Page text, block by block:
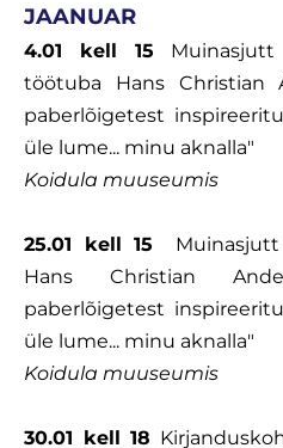
JAANUAR
4.01 kell 15 Muinasjutt
töötuba Hans Christian
paberlõigetest
üle lume... minu aknalla"
Koidula muuseumis
25.01 kell 15 Muinasjutt
Hans Christian
paberlõigetest
üle lume... minu aknalla"
Koidula muuseumis
30.01 kell 18